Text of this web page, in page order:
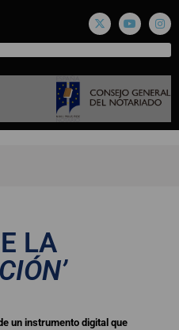
LA
un instrumento digital que